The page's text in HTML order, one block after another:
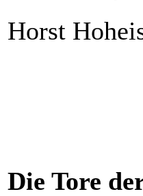
Horst
Die Tore